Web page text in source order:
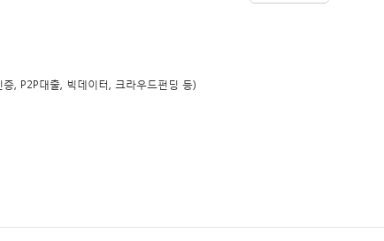
, P2P대출, 빅데이터, 크라우드펀딩 등)